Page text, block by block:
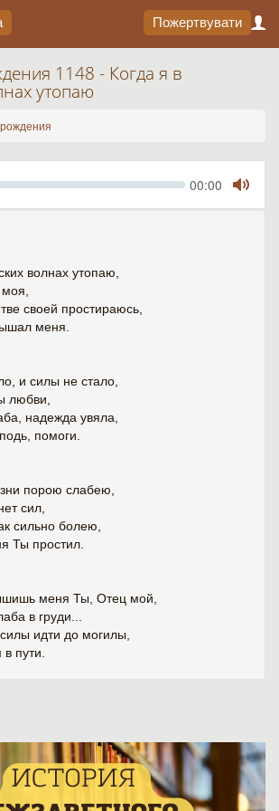
Пожертвувати
1148 - Когда я в
утопаю
Seek Current
00:00
Mute
волнах утопаю,
своей простираюсь,
меня.
и силы не стало,
любви,
надежда увяла,
помоги.
порою слабею,
сил,
сильно болею,
Ты простил.
меня Ты, Отец мой,
в груди...
идти до могилы,
пути.